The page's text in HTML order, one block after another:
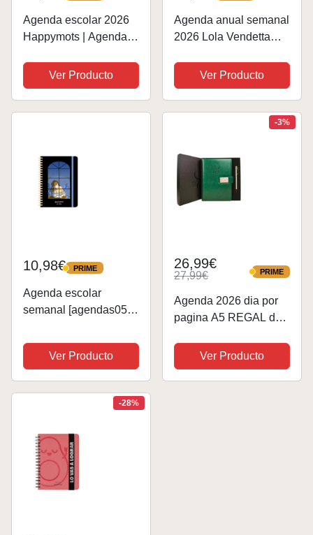
Agenda escolar 2026
Happymots | Agenda
meses completos |
Agenda anual 2026
2026 desde
Planificador,...
Ver Producto
Agenda anual semanal
2026 Lola Vendetta
Ver Producto
10,98€ PRIME
PRIME
Agenda escolar
semanal [agendas05]
(TANTANFAN)
Ver Producto
-3%
26,99€
27,99€ PRIME
PRIME
Agenda 2026 dia por
pagina A5 REGAL de
dura. Incluye bolígrafo
de tinta líquida.
Agenda de folio
Ver Producto
-28%